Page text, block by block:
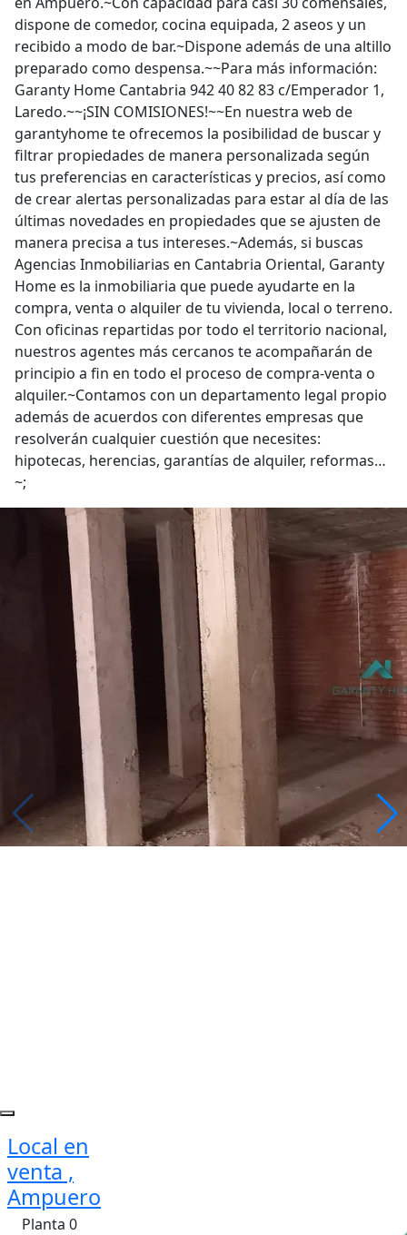
dispone de comedor, cocina equipada, 2 aseos y un
recibido a modo de bar.~Dispone además de una altillo
preparado como despensa.~~Para más información:
Garanty Home Cantabria 942 40 82 83 c/Emperador 1,
Laredo.~~¡SIN COMISIONES!~~En nuestra web de
garantyhome te ofrecemos la posibilidad de buscar y
filtrar propiedades de manera personalizada según
tus preferencias en características y precios, así como
de crear alertas personalizadas para estar al día de las
últimas novedades en propiedades que se ajusten de
manera precisa a tus intereses.~Además, si buscas
Agencias Inmobiliarias en Cantabria Oriental, Garanty
Home es la inmobiliaria que puede ayudarte en la
compra, venta o alquiler de tu vivienda, local o terreno.
Con oficinas repartidas por todo el territorio nacional,
nuestros agentes más cercanos te acompañarán de
principio a fin en todo el proceso de compra-venta o
alquiler.~Contamos con un departamento legal propio
además de acuerdos con diferentes empresas que
resolverán cualquier cuestión que necesites:
hipotecas, herencias, garantías de alquiler, reformas…
~;
Local en
venta ,
Ampuero
Planta 0